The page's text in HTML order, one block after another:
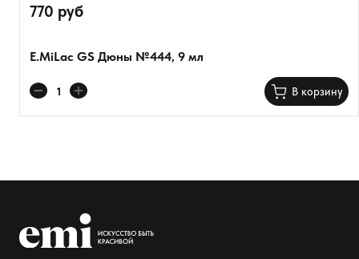
Оставить анонимно
Добавить отзыв
770 руб
E.MiLac GS Дюны №444, 9 мл
В корзину